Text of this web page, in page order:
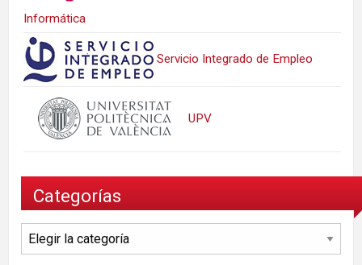
Informática
Servicio Integrado de Empleo
UPV
Categorías
Categorías